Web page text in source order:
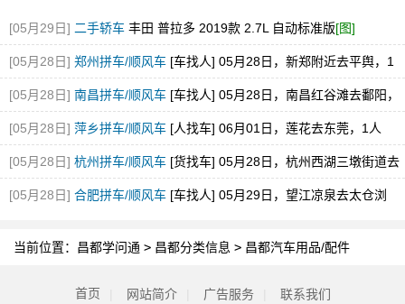
[05月29日] 二手轿车 丰田 普拉多 2019款 2.7L 自动标准版[图]
[05月28日] 郑州拼车/顺风车 [车找人] 05月28日，新郑附近去平舆，1
空位，途经新蔡
[05月28日] 南昌拼车/顺风车 [车找人] 05月28日，南昌红谷滩去鄱阳，
1空位
[05月28日] 萍乡拼车/顺风车 [人找车] 06月01日，莲花去东莞，1人
[05月28日] 杭州拼车/顺风车 [货找车] 05月28日，杭州西湖三墩街道去
砀山县经开区
[05月28日] 合肥拼车/顺风车 [车找人] 05月29日，望江凉泉去太仓浏
当前位置： 昌都学问通 > 昌都分类信息 > 昌都汽车用品/配件
首页 网站简介 广告服务 联系我们